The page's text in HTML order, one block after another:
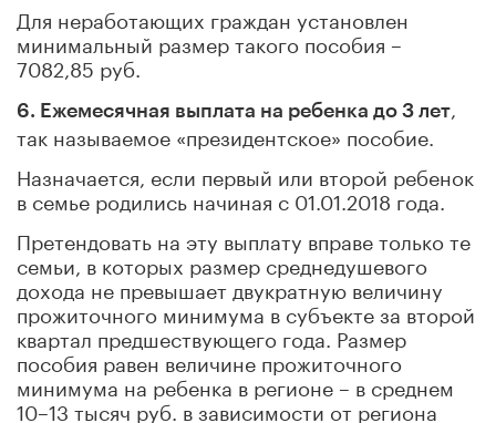
Для неработающих граждан установлен
минимальный размер такого пособия –
7082,85 руб.
6. Ежемесячная выплата на ребенка до 3 лет
так называемое «президентское» пособие.
Назначается, если первый или второй ребенок
в семье родились начиная с 01.01.2018 года.
Претендовать на эту выплату вправе только те
семьи, в которых размер среднедушевого
дохода не превышает двукратную величину
прожиточного минимума в субъекте за второй
квартал предшествующего года. Размер
пособия равен величине прожиточного
минимума на ребенка в регионе – в среднем
10–13 тысяч руб. в зависимости от региона